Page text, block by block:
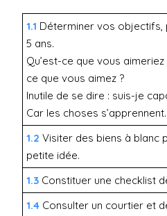
1.1 Déterminer vos objectifs,
5 ans.
Qu’est-ce que vous
ce que vous aimez ?
Inutile de se dire : suis-je
Car les choses s’apprennent.
1.2 Visiter des biens à blanc
petite idée.
1.3 Constituer une checklist
1.4 Consulter un courtier et